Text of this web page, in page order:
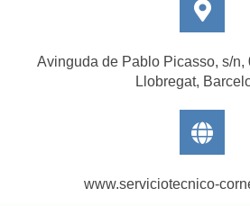
Avinguda de Pablo Picasso, s/
Llobregat,
www.serviciotecnico-